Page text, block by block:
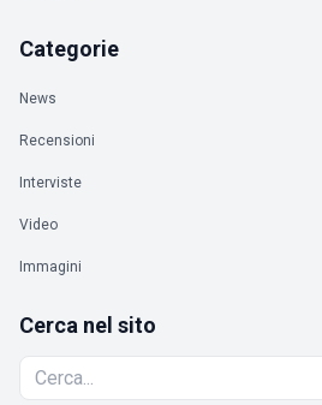
Categorie
News
Recensioni
Interviste
Video
Immagini
Cerca nel sito